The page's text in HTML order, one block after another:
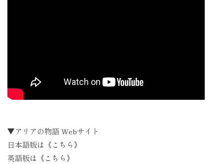
▼アリアの物語 Webサイト
日本語版は 《こちら》
英語版は 《こちら》